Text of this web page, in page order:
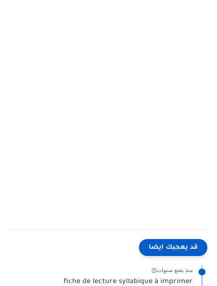
قد يعجبك ايضا
منذ بضع سنوات
fiche de lecture syllabique à imprimer